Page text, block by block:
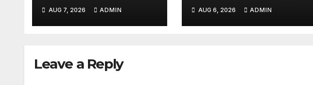
AUG 7, 2026 ADMIN
داخلہ ٹیسٹ کب ہوگا؟
تاریخ سامنے آگئی
AUG 6, 2026 ADMIN
Leave a Reply